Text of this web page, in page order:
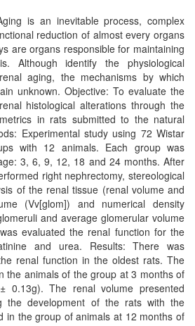
is an inevitable process, complex
reduction of almost every organs
are organs responsible for maintaining
Although identify the physiological
aging, the mechanisms by which
unknown. Objective: To evaluate the
histological alterations through the
in rats submitted to the natural
Experimental study using 72 Wistar
with 12 animals. Each group was
3, 6, 9, 12, 18 and 24 months. After
right nephrectomy, stereological
of the renal tissue (renal volume and
(Vv[glom]) and numerical density
and average glomerular volume
evaluated the renal function for the
and urea. Results: There was
renal function in the oldest rats. The
the animals of the group at 3 months of
0.13g). The renal volume presented
the development of the rats with the
in the group of animals at 12 months of